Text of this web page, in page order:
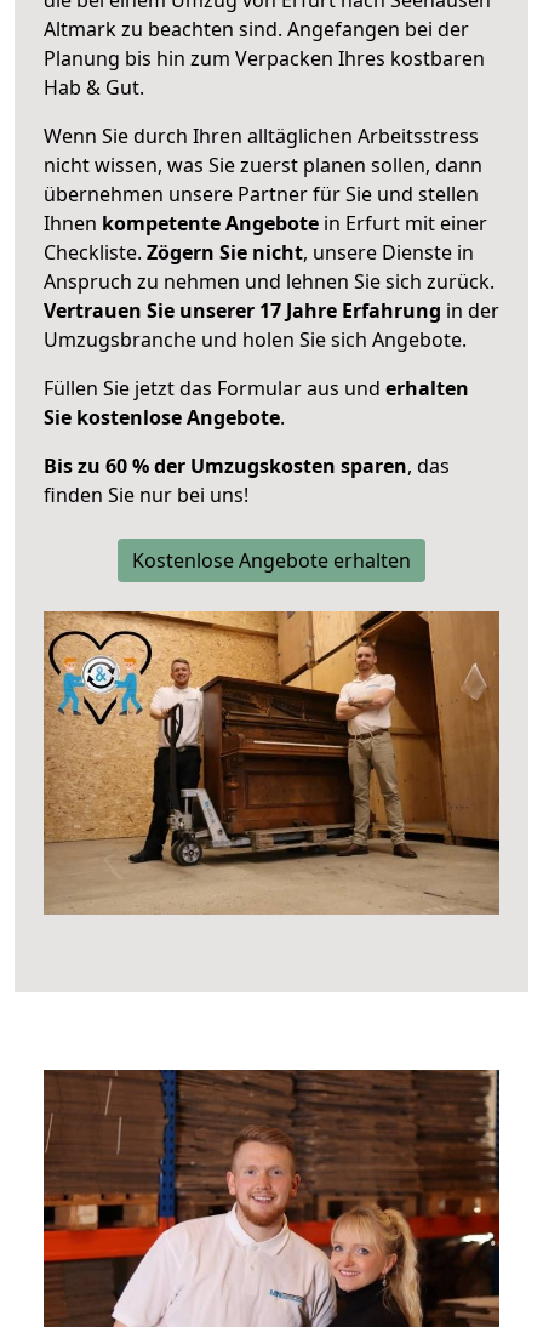
Altmark zu beachten sind. Angefangen bei der
Planung bis hin zum Verpacken Ihres kostbaren
Hab & Gut.
Wenn Sie durch Ihren alltäglichen Arbeitsstress
nicht wissen, was Sie zuerst planen sollen, dann
übernehmen unsere Partner für Sie und stellen
Ihnen kompetente Angebote in Erfurt mit einer
Checkliste. Zögern Sie nicht, unsere Dienste in
Anspruch zu nehmen und lehnen Sie sich zurück.
Vertrauen Sie unserer 17 Jahre Erfahrung in der
Umzugsbranche und holen Sie sich Angebote.
Füllen Sie jetzt das Formular aus und erhalten
Sie kostenlose Angebote.
Bis zu 60 % der Umzugskosten sparen, das
finden Sie nur bei uns!
Kostenlose Angebote erhalten